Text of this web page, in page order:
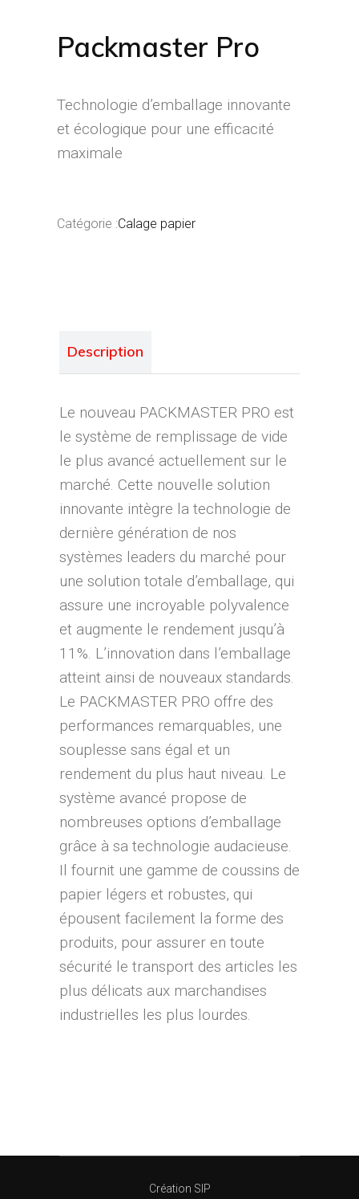
Packmaster Pro
Technologie d’emballage innovante
et écologique pour une efficacité
maximale
Catégorie :Calage papier
Description
Le nouveau PACKMASTER PRO est
le système de remplissage de vide
le plus avancé actuellement sur le
marché. Cette nouvelle solution
innovante intègre la technologie de
dernière génération de nos
systèmes leaders du marché pour
une solution totale d’emballage, qui
assure une incroyable polyvalence
et augmente le rendement jusqu’à
11%. L’innovation dans l’emballage
atteint ainsi de nouveaux standards.
Le PACKMASTER PRO offre des
performances remarquables, une
souplesse sans égal et un
rendement du plus haut niveau. Le
système avancé propose de
nombreuses options d’emballage
grâce à sa technologie audacieuse.
Il fournit une gamme de coussins de
papier légers et robustes, qui
épousent facilement la forme des
produits, pour assurer en toute
sécurité le transport des articles les
plus délicats aux marchandises
industrielles les plus lourdes.
Création SIP